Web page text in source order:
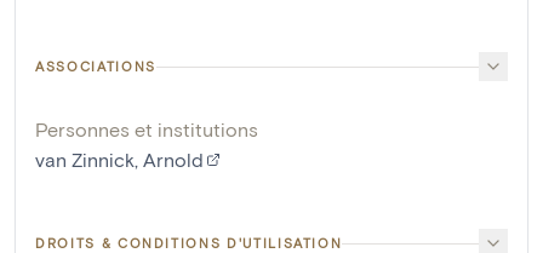
ASSOCIATIONS
Personnes et institutions
van Zinnick, Arnold
DROITS & CONDITIONS D'UTILISATION